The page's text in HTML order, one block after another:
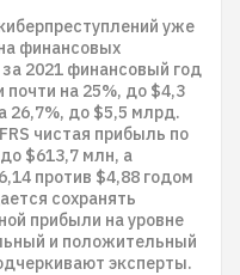
уже
финансовых
2021 финансовый год
на 25%, до $4,3
26,7%, до $5,5 млрд.
чистая прибыль по
$613,7 млн, а
против $4,88 годом
сохранять
прибыли на уровне
и положительный
эксперты.